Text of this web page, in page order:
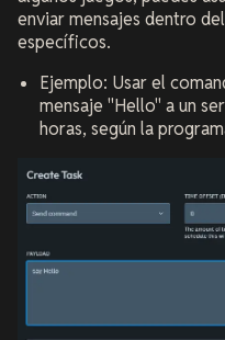
enviar mensajes dentro
específicos.
Ejemplo: Usar el
mensaje "Hello" a un
horas, según la